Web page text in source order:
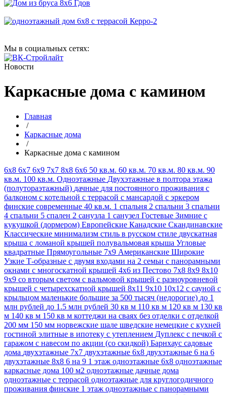
Мы в социальных сетях:
Новости
Каркасные дома с камином
Главная
/
Каркасные дома
/
Каркасные дома с камином
6х8 6х7 6х9 7х7 8х8 6х6 50 кв.м. 60 кв.м. 70 кв.м. 80 кв.м. 90
кв.м. 100 кв.м. Одноэтажные Двухэтажные в полтора этажа
(полутораэтажный) дачные для постоянного проживания с
балконом с котельной с террасой с мансардой с эркером
финские современные 40 кв.м. 1 спальня 2 спальни 3 спальни
4 спальни 5 спален 2 санузла 1 санузел Гостевые Зимние с
кукушкой (дормером) Европейские Канадские Скандинавские
Классические минимализм стиль в русском стиле двускатная
крыша с ломаной крышей полувальмовая крыша Угловые
квадратные Прямоугольные 7х9 Американские Широкие
Узкие Т-образные с двумя входами на 2 семьи с панорамными
окнами с многоскатной крышей 4х6 из Пестово 7х8 8х9 8х10
9х9 со вторым светом с вальмовой крышей с разноуровневой
крышей с четырехскатной крышей 8х11 9х10 10х12 с сауной с
крыльцом маленькие большие за 500 тысяч (недорогие) до 1
млн рублей до 1.5 млн рублей 30 кв м 110 кв м 120 кв м 130 кв
м 140 кв м 150 кв м коттеджи на сваях без отделки с отделкой
200 мм 150 мм норвежские шале шведские немецкие с кухней
гостиной элитные в ипотеку с утеплением Дуплекс с печкой с
гаражом с навесом по акции (со скидкой) Барнхаус садовые
дома двухэтажные 7х7 двухэтажные 6х8 двухэтажные 6 на 6
двухэтажные 8х8 6 на 9 1 этаж одноэтажные 6х8 одноэтажные
каркасные дома 100 м2 одноэтажные дачные дома
одноэтажные с террасой одноэтажные для круглогодичного
проживания финские 1 этаж одноэтажные с панорамными